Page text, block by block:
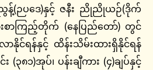
ဒေ)နှင့် ဇနီး ညိုညိုယဉ်(ဒိုက်
းစာကြည့်တိုက် (နေပြည်တော်) တွင်
နိုင်ရန်နှင့် ထိန်းသိမ်းထားရှိနိုင်ရန်
၈၁)အုပ်၊ ပန်းချီကား (၄)ချပ်နှင့်